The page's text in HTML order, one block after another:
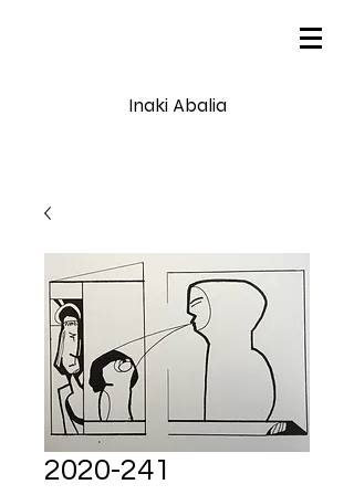
Inaki Abalia
2020-241